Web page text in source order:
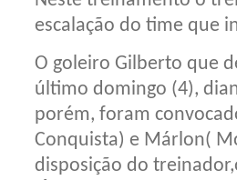
escalação do time que
O goleiro Gilberto que
último domingo (4),
porém, foram
Conquista) e Márlon(
disposição do